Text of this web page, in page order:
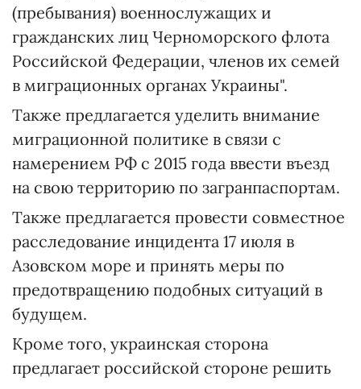
(пребывания) военнослужащих и
гражданских лиц Черноморского флота
Российской Федерации, членов их семей
в миграционных органах Украины".
Также предлагается уделить внимание
миграционной политике в связи с
намерением РФ с 2015 года ввести въезд
на свою территорию по загранпаспортам.
Также предлагается провести совместное
расследование инцидента 17 июля в
Азовском море и принять меры по
предотвращению подобных ситуаций в
будущем.
Кроме того, украинская сторона
предлагает российской стороне решить